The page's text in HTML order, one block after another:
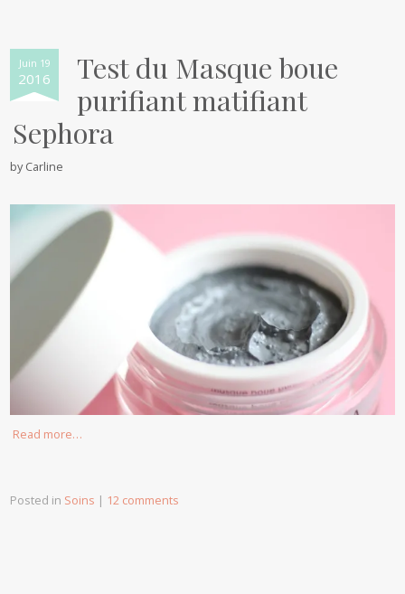
Juin 19
2016
Test du Masque boue
purifiant matifiant
Sephora
byCarline
Read more…
Posted in Soins | 12 comments